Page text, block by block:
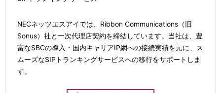
NECネッツエスアイでは、Ribbon Communications（旧
Sonus）社と一次代理店契約を締結しています。当社は、豊
富なSBCの導入・国内キャリアIP網への接続実績を元に、ス
ムーズなSIPトランキングサービスへの移行をサポートしま
す。